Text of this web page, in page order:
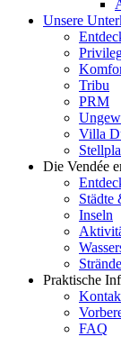
Unsere
Tribu
PRM
Villa
Die Vendée
Städte
Inseln
Strände
Praktische
FAQ